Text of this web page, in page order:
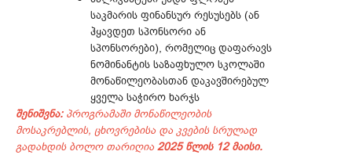
საკმარის ფინანსურ რესუსებს (ან
ჰყავდეთ სპონსორი ან
სპონსორები), რომელიც დაფარავს
ნომინანტის საზაფხულო სკოლაში
მონაწილეობასთან დაკავშირებულ
ყველა საჭირო ხარჯს
შენიშვნა:პროგრამაში მონაწილეობის
მოსაკრებლის, ცხოვრებისა და კვების სრულად
გადახდის ბოლო თარიღია 2025 წლის 12 მაისი.